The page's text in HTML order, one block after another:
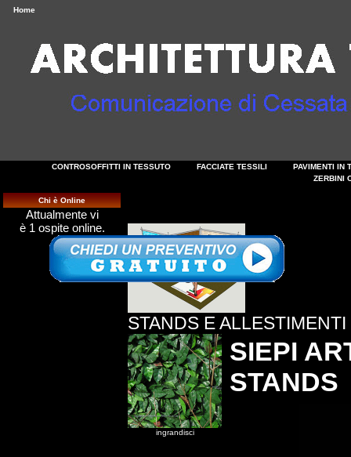
Home
CONTROSOFFITTI IN TESSUTO FACCIATE TESSILI
PAVIMENTI IN
ZERBINI
Chi è Online
Attualmente vi
è 1 ospite online.
STANDS E
ingrandisci
SIEPI
STANDS